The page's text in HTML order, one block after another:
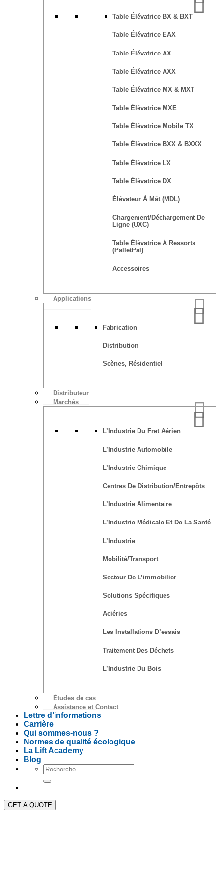
Table Élévatrice BX & BXT
Table Élévatrice EAX
Table Élévatrice AX
Table Élévatrice AXX
Table Élévatrice MX & MXT
Table Élévatrice MXE
Table Élévatrice Mobile TX
Table Élévatrice BXX & BXXX
Table Élévatrice LX
Table Élévatrice DX
Élévateur À Mât (MDL)
Chargement/déchargement De
Ligne (UXC)
Table Élévatrice À Ressorts
(PalletPal)
Accessoires
Applications
Fabrication
Distribution
Scènes, Résidentiel
Distributeur
Marchés
L’Industrie Du Fret Aérien
L’Industrie Automobile
L’Industrie Chimique
Centres De Distribution/Entrepôts
L’Industrie Alimentaire
L’Industrie Médicale Et De La Santé
L’Industrie
Mobilité/transport
Secteur De L’immobilier
Solutions Spécifiques
Aciéries
Les Installations D’essais
Traitement Des Déchets
L’Industrie Du Bois
Études de cas
Assistance et Contact
Lettre d’informations
Carrière
Qui sommes-nous ?
Normes de qualité écologique
La Lift Academy
Blog
GET A QUOTE